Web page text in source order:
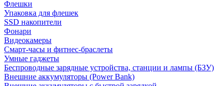
Флешки
Упаковка для флешек
SSD накопители
Фонари
Видеокамеры
Смарт-часы и фитнес-браслеты
Умные гаджеты
Беспроводные зарядные устройства, станции и лампы (БЗУ)
Внешние аккумуляторы (Power Bank)